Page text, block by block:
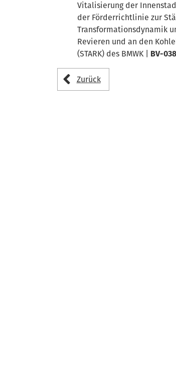
Vitalisierung der
der Förderrichtlinie zur
Transformationsdynamik
Revieren und an den
(STARK) des BMWK | BV-
Zurück